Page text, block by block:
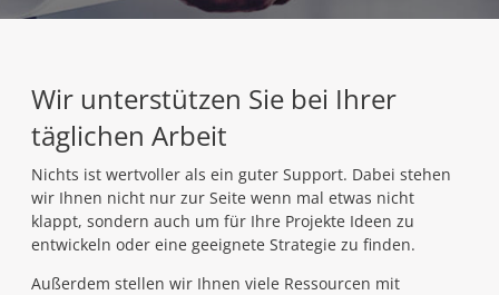
Wir unterstützen Sie bei Ihrer
täglichen Arbeit
Nichts ist wertvoller als ein guter Support. Dabei stehen
wir Ihnen nicht nur zur Seite wenn mal etwas nicht
klappt, sondern auch um für Ihre Projekte Ideen zu
entwickeln oder eine geeignete Strategie zu finden.
Außerdem stellen wir Ihnen viele Ressourcen mit